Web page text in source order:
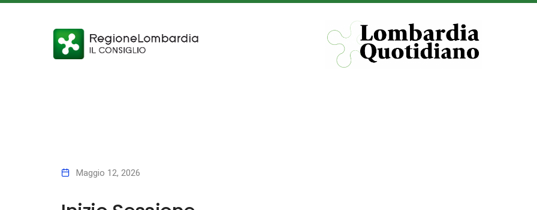
Maggio 12, 2026